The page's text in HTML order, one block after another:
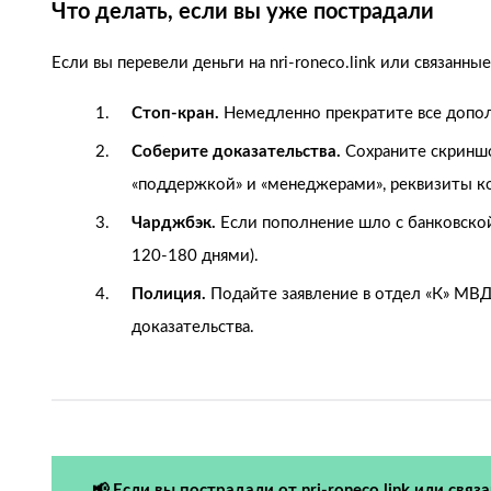
Что делать, если вы уже пострадали
Если вы перевели деньги на nri-roneco.link или
Стоп-кран. Немедленно прекратите все
Соберите доказательства. Сохраните
«поддержкой» и «менеджерами», реквизиты
Чарджбэк. Если пополнение шло с
120-180 днями).
Полиция. Подайте заявление в отдел «К»
доказательства.